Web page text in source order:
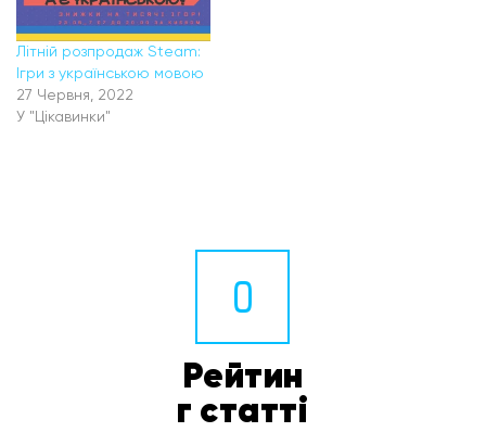
Літній розпродаж Steam:
Ігри з українською мовою
27 Червня, 2022
У "Цікавинки"
0
Рейтин
г статті